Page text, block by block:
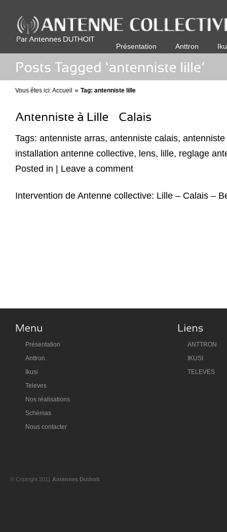
Présentation Anttron
Vous êtes ici:Accueil » Tag: antenniste lille
Tags: antenniste arras, antenniste calais, antenniste
installation antenne collective, lens, lille, reglage
Posted in | Leave a comment
Intervention de Antenne collective: Lille – Calais –
Présentation
Anttron
Ikusi
Televes
Nos réalisations
Schémas
Nous contacter
ANTTRON
IKUSI
TELEVES
© Copiright 2011 Antennes Duthoit